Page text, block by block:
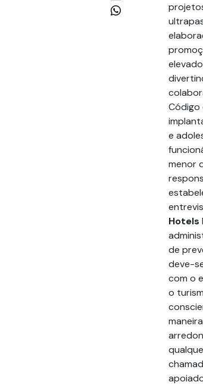
Código
e
menor
Hotels
de
deve-
com o
o